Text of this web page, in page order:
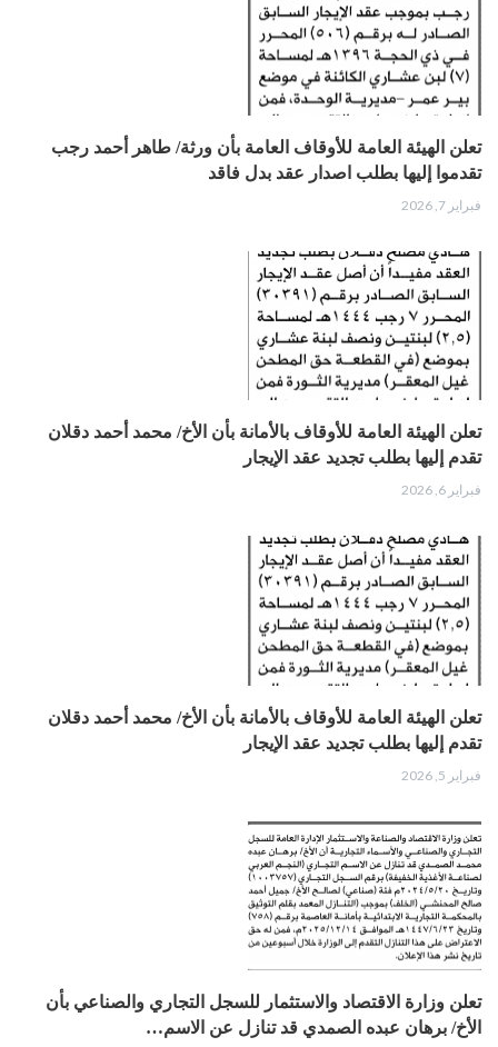
تعلن الهيئة العامة للأوقاف العامة بأن ورثة/ طاهر أحمد رجب
تقدموا إليها بطلب اصدار عقد بدل فاقد
فبراير 7, 2026
تعلن الهيئة العامة للأوقاف بالأمانة بأن الأخ/ محمد أحمد دقلان
تقدم إليها بطلب تجديد عقد الإيجار
فبراير 6, 2026
تعلن الهيئة العامة للأوقاف بالأمانة بأن الأخ/ محمد أحمد دقلان
تقدم إليها بطلب تجديد عقد الإيجار
فبراير 5, 2026
تعلن وزارة الاقتصاد والاستثمار للسجل التجاري والصناعي بأن
الأخ/ برهان عبده الصمدي قد تنازل عن الاسم…